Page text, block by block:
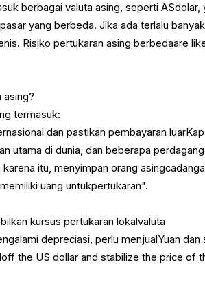
berbagai valuta asing, seperti
yang berbeda. Jika ada terlalu
Risiko pertukaran asing berbedaare
asing?
termasuk:
dan pastikan pembayaran
utama di dunia, dan beberapa
itu, menyimpan orang
uang untukpertukaran".
kursus pertukaran lokalvaluta
depreciasi, perlu menjualYuan dan
the US dollar and stabilize the price of